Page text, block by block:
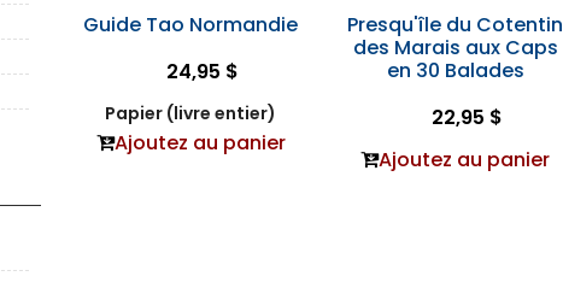
Guide Tao Normandie
24,95 $
Papier (livre entier)
Ajoutez au panier
Presqu'île du Cotentin
des Marais aux Caps
en 30 Balades
22,95 $
Ajoutez au panier